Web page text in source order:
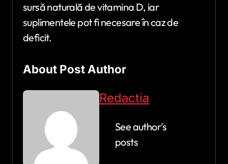
sursă naturală de vitamina D, iar
suplimentele pot fi necesare în caz de
deficit.
About Post Author
Redactia
See author's
posts